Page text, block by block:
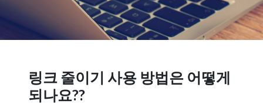
링크 줄이기 사용 방법은 어떻게
되나요??